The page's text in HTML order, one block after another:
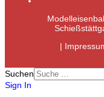
|
Suchen
Sign In